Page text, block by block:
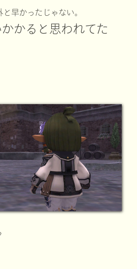
早かったじゃない。
かると思われてた